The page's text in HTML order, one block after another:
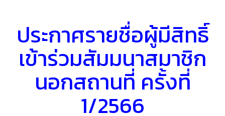
ประกาศรายชื่อผู้มีสิทธิ์
เข้าร่วมสัมมนาสมาชิก
นอกสถานที่ ครั้งที่
1/2566